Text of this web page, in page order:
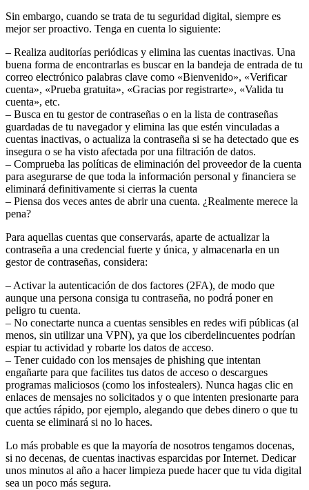
Sin embargo, cuando se trata de tu seguridad digital, siempre es
mejor ser proactivo. Tenga en cuenta lo siguiente:
– Realiza auditorías periódicas y elimina las cuentas inactivas. Una
buena forma de encontrarlas es buscar en la bandeja de entrada de tu
correo electrónico palabras clave como «Bienvenido», «Verificar
cuenta», «Prueba gratuita», «Gracias por registrarte», «Valida tu
cuenta», etc.
– Busca en tu gestor de contraseñas o en la lista de contraseñas
guardadas de tu navegador y elimina las que estén vinculadas a
cuentas inactivas, o actualiza la contraseña si se ha detectado que es
insegura o se ha visto afectada por una filtración de datos.
– Comprueba las políticas de eliminación del proveedor de la cuenta
para asegurarse de que toda la información personal y financiera se
eliminará definitivamente si cierras la cuenta
– Piensa dos veces antes de abrir una cuenta. ¿Realmente merece la
pena?
Para aquellas cuentas que conservarás, aparte de actualizar la
contraseña a una credencial fuerte y única, y almacenarla en un
gestor de contraseñas, considera:
– Activar la autenticación de dos factores (2FA), de modo que
aunque una persona consiga tu contraseña, no podrá poner en
peligro tu cuenta.
– No conectarte nunca a cuentas sensibles en redes wifi públicas (al
menos, sin utilizar una VPN), ya que los ciberdelincuentes podrían
espiar tu actividad y robarte los datos de acceso.
– Tener cuidado con los mensajes de phishing que intentan
engañarte para que facilites tus datos de acceso o descargues
programas maliciosos (como los infostealers). Nunca hagas clic en
enlaces de mensajes no solicitados y o que intenten presionarte para
que actúes rápido, por ejemplo, alegando que debes dinero o que tu
cuenta se eliminará si no lo haces.
Lo más probable es que la mayoría de nosotros tengamos docenas,
si no decenas, de cuentas inactivas esparcidas por Internet. Dedicar
unos minutos al año a hacer limpieza puede hacer que tu vida digital
sea un poco más segura.